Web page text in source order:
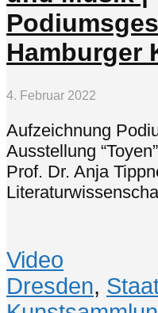
Hamburger
4. Februar 2022
Aufzeichnung
Ausstellung
Prof. Dr. Anja
Video
Dresden,